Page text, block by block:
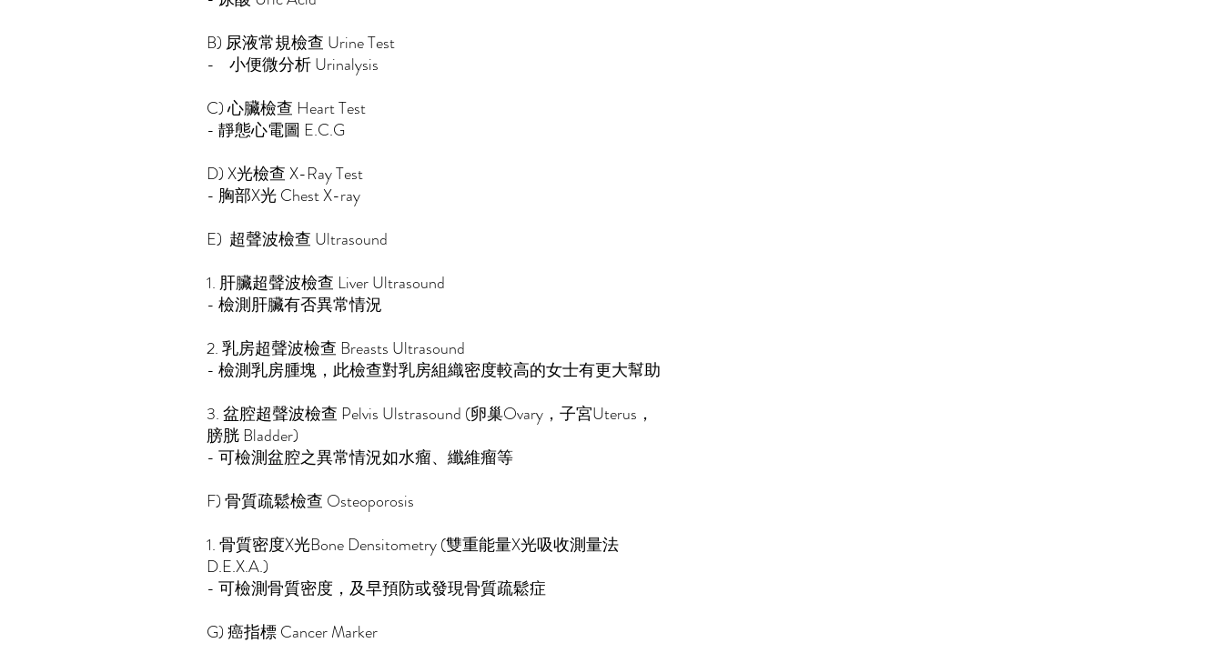
B) 尿液常規檢查 Urine Test
- 小便微分析 Urinalysis
C) 心臟檢查 Heart Test
- 靜態心電圖 E.C.G
D) X光檢查 X-Ray Test
- 胸部X光 Chest X-ray
E) 超聲波檢查 Ultrasound
1. 肝臟超聲波檢查 Liver Ultrasound
- 檢測肝臟有否異常情況
2. 乳房超聲波檢查 Breasts Ultrasound
- 檢測乳房腫塊，此檢查對乳房組織密度較高的女士有更大幫助
3. 盆腔超聲波檢查 Pelvis Ulstrasound (卵巢Ovary，子宮Uterus，
膀胱 Bladder)
- 可檢測盆腔之異常情況如水瘤、纖維瘤等
F) 骨質疏鬆檢查 Osteoporosis
1. 骨質密度X光Bone Densitometry (雙重能量X光吸收測量法
D.E.X.A.)
- 可檢測骨質密度，及早預防或發現骨質疏鬆症
G) 癌指標 Cancer Marker